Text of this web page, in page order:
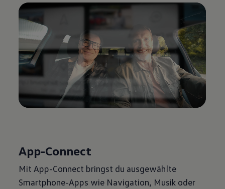
App-Connect
Mit App-Connect bringst du ausgewählte
Smartphone-Apps wie Navigation, Musik oder